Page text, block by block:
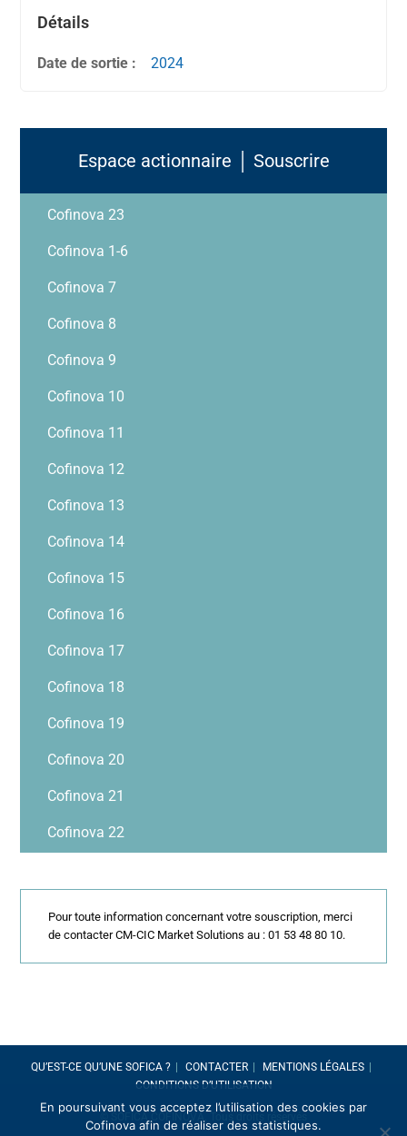
Détails
Date de sortie : 2024
Espace actionnaire │ Souscrire
Cofinova 23
Cofinova 1-6
Cofinova 7
Cofinova 8
Cofinova 9
Cofinova 10
Cofinova 11
Cofinova 12
Cofinova 13
Cofinova 14
Cofinova 15
Cofinova 16
Cofinova 17
Cofinova 18
Cofinova 19
Cofinova 20
Cofinova 21
Cofinova 22
Pour toute information concernant votre souscription, merci
de contacter CM-CIC Market Solutions au : 01 53 48 80 10.
QU’EST-CE QU’UNE SOFICA ? CONTACTER
MENTIONS LÉGALES
CONDITIONS D’UTILISATION
© SOFICA COFINOVA. Tous droits réservés
En poursuivant vous acceptez l’utilisation des cookies par
Cofinova afin de réaliser des statistiques.